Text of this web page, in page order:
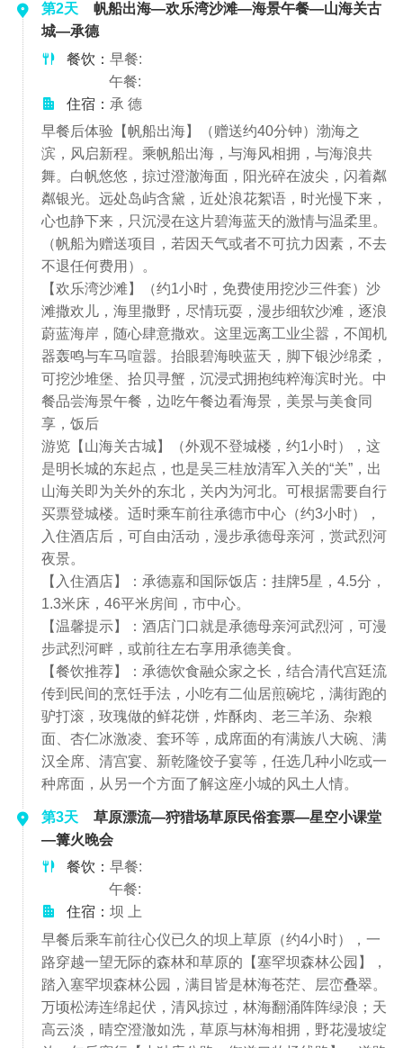
第2天
帆船出海—欢乐湾沙滩—海景午餐—山海关古
城—承德
餐饮： 早餐:
午餐:
住宿： 承 德
早餐后体验【帆船出海】（赠送约40分钟）渤海之
滨，风启新程。乘帆船出海，与海风相拥，与海浪共
舞。白帆悠悠，掠过澄澈海面，阳光碎在波尖，闪着粼
粼银光。远处岛屿含黛，近处浪花絮语，时光慢下来，
心也静下来，只沉浸在这片碧海蓝天的激情与温柔里。
（帆船为赠送项目，若因天气或者不可抗力因素，不去
不退任何费用）。
【欢乐湾沙滩】（约1小时，免费使用挖沙三件套）沙
滩撒欢儿，海里撒野，尽情玩耍，漫步细软沙滩，逐浪
蔚蓝海岸，随心肆意撒欢。这里远离工业尘嚣，不闻机
器轰鸣与车马喧嚣。抬眼碧海映蓝天，脚下银沙绵柔，
可挖沙堆堡、拾贝寻蟹，沉浸式拥抱纯粹海滨时光。中
餐品尝海景午餐，边吃午餐边看海景，美景与美食同
享，饭后
游览【山海关古城】（外观不登城楼，约1小时），这
是明长城的东起点，也是吴三桂放清军入关的“关”，出
山海关即为关外的东北，关内为河北。可根据需要自行
买票登城楼。适时乘车前往承德市中心（约3小时），
入住酒店后，可自由活动，漫步承德母亲河，赏武烈河
夜景。
【入住酒店】：承德嘉和国际饭店：挂牌5星，4.5分，
1.3米床，46平米房间，市中心。
【温馨提示】：酒店门口就是承德母亲河武烈河，可漫
步武烈河畔，或前往左右享用承德美食。
【餐饮推荐】：承德饮食融众家之长，结合清代宫廷流
传到民间的烹饪手法，小吃有二仙居煎碗坨，满街跑的
驴打滚，玫瑰做的鲜花饼，炸酥肉、老三羊汤、杂粮
面、杏仁冰激凌、套环等，成席面的有满族八大碗、满
汉全席、清宫宴、新乾隆饺子宴等，任选几种小吃或一
种席面，从另一个方面了解这座小城的风土人情。
第3天
草原漂流—狩猎场草原民俗套票—星空小课堂
—篝火晚会
餐饮： 早餐:
午餐:
住宿： 坝 上
早餐后乘车前往心仪已久的坝上草原（约4小时），一
路穿越一望无际的森林和草原的【塞罕坝森林公园】，
踏入塞罕坝森林公园，满目皆是林海苍茫、层峦叠翠。
万顷松涛连绵起伏，清风掠过，林海翻涌阵阵绿浪；天
高云淡，晴空澄澈如洗，草原与林海相拥，野花漫坡绽